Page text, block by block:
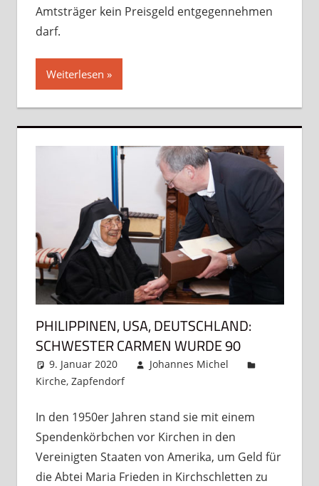
Amtsträger kein Preisgeld entgegennehmen
darf.
Weiterlesen
PHILIPPINEN, USA, DEUTSCHLAND:
SCHWESTER CARMEN WURDE 90
9. Januar 2020
Johannes Michel
Kirche, Zapfendorf
In den 1950er Jahren stand sie mit einem
Spendenkörbchen vor Kirchen in den
Vereinigten Staaten von Amerika, um Geld für
die Abtei Maria Frieden in Kirchschletten zu